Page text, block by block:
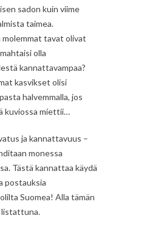
sadon kuin viime
taimea.
tavat olivat
olla
kannattavampaa?
kasvikset olisi
halvemmalla, jos
kuviossa miettii…
ja kannattavuus –
monessa
Tästä kannattaa käydä
postauksia
Suomea! Alla tämän